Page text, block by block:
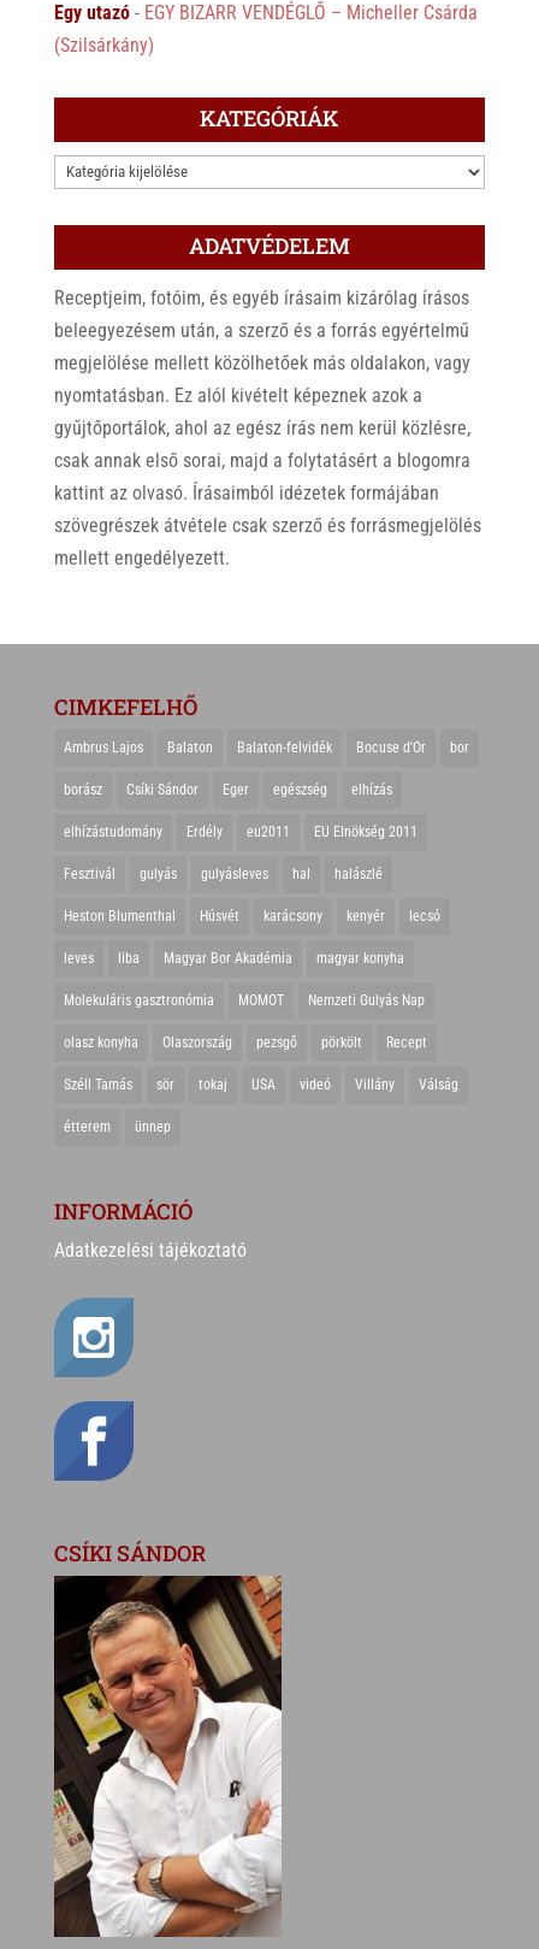
Egy utazó- EGY BIZARR VENDÉGLŐ – Micheller Csárda
(Szilsárkány)
KATEGÓRIÁK
KATEGÓRIÁK
ADATVÉDELEM
Receptjeim, fotóim, és egyéb írásaim kizárólag írásos
beleegyezésem után, a szerző és a forrás egyértelmű
megjelölése mellett közölhetőek más oldalakon, vagy
nyomtatásban. Ez alól kivételt képeznek azok a
gyűjtőportálok, ahol az egész írás nem kerül közlésre,
csak annak első sorai, majd a folytatásért a blogomra
kattint az olvasó. Írásaimból idézetek formájában
szövegrészek átvétele csak szerző és forrásmegjelölés
mellett engedélyezett.
CIMKEFELHŐ
Ambrus Lajos Balaton Balaton-felvidék Bocuse d'Or bor
borász Csíki Sándor Eger egészség elhízás
elhízástudomány Erdély eu2011 EU Elnökség 2011
Fesztivál gulyás gulyásleves hal halászlé
Heston Blumenthal Húsvét karácsony kenyér lecsó
leves liba Magyar Bor Akadémia magyar konyha
Molekuláris gasztronómia MOMOT Nemzeti Gulyás Nap
olasz konyha Olaszország pezsgő pörkölt Recept
Széll Tamás sör tokaj USA videó Villány Válság
étterem ünnep
INFORMÁCIÓ
Adatkezelési tájékoztató
CSÍKI SÁNDOR